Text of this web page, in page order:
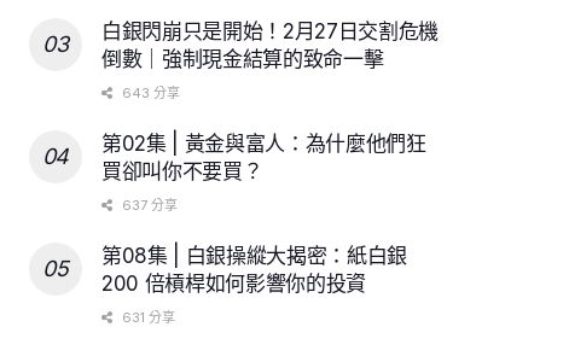
白銀閃崩只是開始！2月27日交割危機
倒數｜強制現金結算的致命一擊
643 分享
第02集 | 黃金與富人：為什麼他們狂
買卻叫你不要買？
637 分享
第08集 | 白銀操縱大揭密：紙白銀
200 倍槓桿如何影響你的投資
631 分享